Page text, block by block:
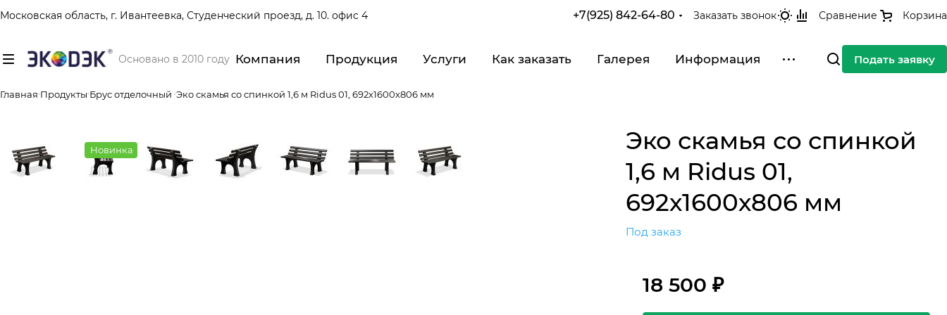
Московская область, г. Ивантеевка, Студенческий проезд, д. 10. офис 4 +7(925) 842-64-80 Заказать звонок Сравнение Корзина
Основано в 2010 году Компания Продукция Услуги Как заказать Галерея Информация Подать заявку
Главная Продукты Брус отделочный Эко скамья со спинкой 1,6 м Ridus 01, 692х1600х806 мм
Новинка
Эко скамья со спинкой
1,6 м Ridus 01,
692х1600х806 мм
Под заказ
18 500 ₽